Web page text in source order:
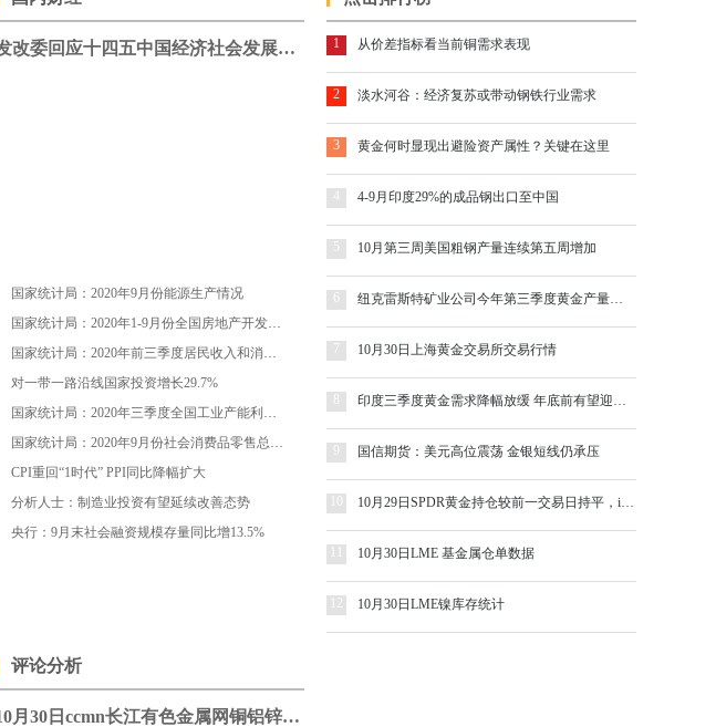
发改委回应十四五中国经济社会发展目标设定
国家统计局：2020年9月份能源生产情况
国家统计局：2020年1-9月份全国房地产开发投资和销售情况
国家统计局：2020年前三季度居民收入和消费支出情况
对一带一路沿线国家投资增长29.7%
国家统计局：2020年三季度全国工业产能利用率为76.7%
国家统计局：2020年9月份社会消费品零售总额增长3.3%
CPI重回“1时代” PPI同比降幅扩大
分析人士：制造业投资有望延续改善态势
央行：9月末社会融资规模存量同比增13.5%
1 从价差指标看当前铜需求表现
2 淡水河谷：经济复苏或带动钢铁行业需求
3 黄金何时显现出避险资产属性？关键在这里
4 4-9月印度29%的成品钢出口至中国
5 10月第三周美国粗钢产量连续第五周增加
纽克雷斯特矿业公司今年第三季度黄金产量出现下滑
7 10月30日上海黄金交易所交易行情
印度三季度黄金需求降幅放缓 年底前有望迎来补偿性消费高峰
国信期货：美元高位震荡 金银短线仍承压
10月29日SPDR黄金持仓较前一交易日持平，iShares白银持仓减少0.17%
10月30日LME 基金属仓单数据
12 10月30日LME镍库存统计
评论分析
10月30日ccmn长江有色金属网铜铝锌铅锡镍早评